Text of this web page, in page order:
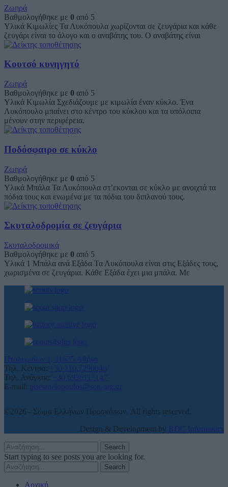
Ζωηρά
Βαθμολογήθηκε με 0 από 5
Υλικά Κιμωλίες Τα Λυκόπουλα χωρίζονται σε ζευγάρια και κάθε
ζευγάρι είναι το άλογο και ο αναβάτης του. Ο αναβάτης είναι
Κουτσό κυνηγητό
Ζωηρά
Βαθμολογήθηκε με 0 από 5
Υλικά Κιμωλία Σχεδιάζουμε με κιμωλία έναν κύκλο. Ένα
Λυκόπουλο μπαίνει στο κέντρο του κύκλου και τα υπόλοιπα
μένουν στην περιφέρεια.
Ποδόσφαιρο σε κύκλο
Ζωηρά
Βαθμολογήθηκε με 0 από 5
Υλικά Μπάλα Τα Λυκόπουλα στ’εκονται σε κύκλο με ανοιχτά τα
πόδια τους και ενωμένα με τα πόδια του διπλανού τους.
Σκυταλοδρομία σε ζευγάρια
Σκυταλοδρομικά
Βαθμολογήθηκε με 0 από 5
Υλικά 1 Μπάλα ανά Εξάδα Τα Λυκόπουλα είναι στις Εξάδες τους,
χωρισμένα σε ζευγάρια. Κάθε Εξάδα έχει μια μπάλα. Με
Πτολεμαίων 1, 11635 Αθήνα
Τηλ. Κέντρο:
+30 210.7290046
Τηλ. Ανάγκης:
+30 6936117147
E-mail:
ntsesmelopoulos@sep.org.gr
©2026 - Σώμα Ελλήνων Προσκόπων. All rights reserved.
Design & Development by RDC Informatics
Search
Start typing to see posts you are looking for.
Search
Αρχική